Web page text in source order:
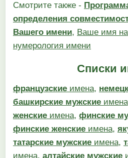
Смотрите также -
определения
Вашего имени, Ваше имя
нумерология имени
Списки
французские имена,
башкирские мужские имена
женские имена, финские
финские женские имена,
татарские мужские имена,
имена, алтайские мужские